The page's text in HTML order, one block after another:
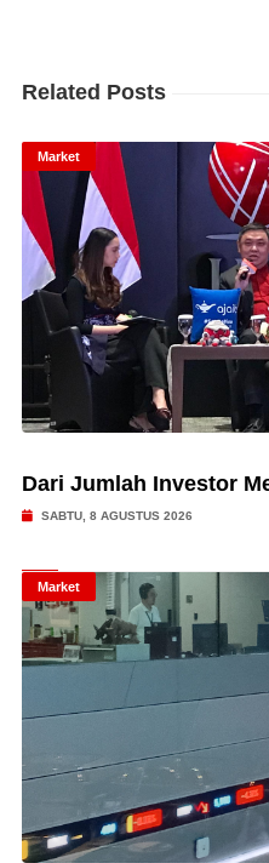
Related Posts
Market
Dari Jumlah Investor
SABTU, 8 AGUSTUS 2026
Market